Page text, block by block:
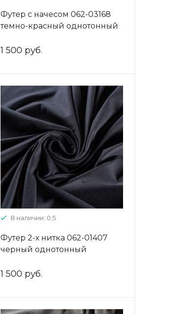
Футер с начесом 062-03168
темно-красный однотонный
1 500 руб.
В наличии: 0.5
Футер 2-х нитка 062-01407
черный однотонный
1 500 руб.